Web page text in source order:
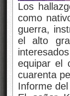
Los
como
guerra,
el alto
equipar el
cuarenta
Informe